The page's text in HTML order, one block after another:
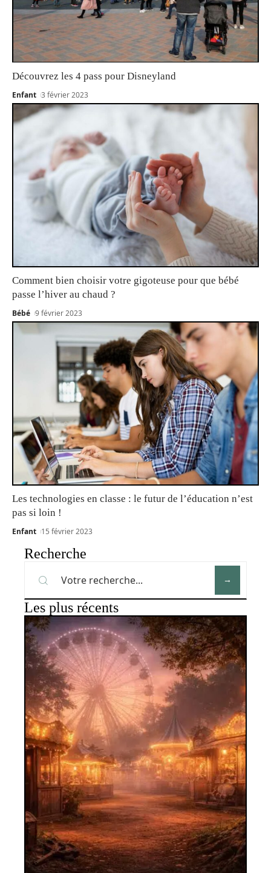
Découvrez les 4 pass pour Disneyland
Enfant 3 février 2023
Comment bien choisir votre gigoteuse pour que bébé
passe l’hiver au chaud ?
Bébé 9 février 2023
Les technologies en classe : le futur de l’éducation n’est
pas si loin !
Enfant 15 février 2023
Recherche
Les plus récents